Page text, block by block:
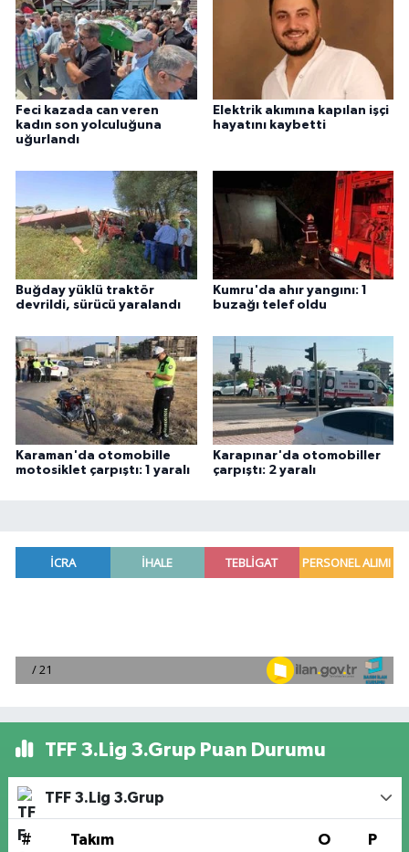
Feci kazada can veren
kadın son yolculuğuna
uğurlandı
Elektrik akımına kapılan işçi
hayatını kaybetti
Buğday yüklü traktör
devrildi, sürücü yaralandı
Kumru'da ahır yangını: 1
buzağı telef oldu
Karaman'da otomobille
motosiklet çarpıştı: 1 yaralı
Karapınar'da otomobiller
çarpıştı: 2 yaralı
TFF 3.Lig 3.Grup Puan Durumu
TFF 3.Lig 3.Grup
# Takım O P